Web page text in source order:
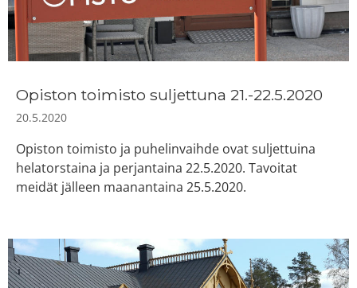
Opiston toimisto suljettuna 21.-22.5.2020
20.5.2020
Opiston toimisto ja puhelinvaihde ovat suljettuina
helatorstaina ja perjantaina 22.5.2020. Tavoitat
meidät jälleen maanantaina 25.5.2020.